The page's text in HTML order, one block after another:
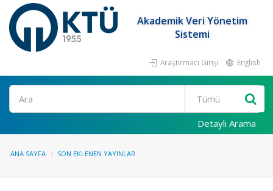
Akademik Veri Yönetim
Sistemi
Araştırmacı Girişi English
Ara
Detaylı Arama
ANA SAYFA SON EKLENEN YAYINLAR